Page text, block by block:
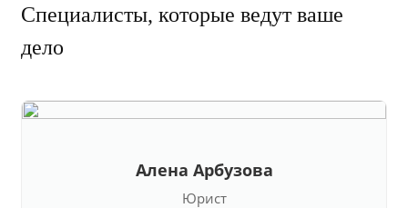
Специалисты, которые ведут ваше
дело
Алена Арбузова
Юрист